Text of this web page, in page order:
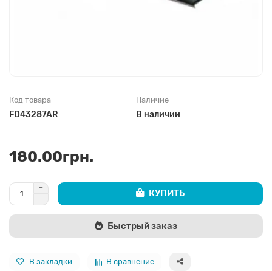
Код товара
FD43287AR
Наличие
В наличии
180.00грн.
КУПИТЬ
Быстрый заказ
В закладки В сравнение